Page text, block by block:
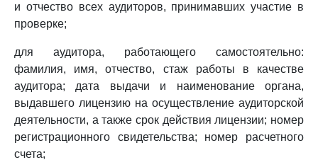
и отчество всех аудиторов, принимавших участие в
проверке;
для аудитора, работающего самостоятельно:
фамилия, имя, отчество, стаж работы в качестве
аудитора; дата выдачи и наименование органа,
выдавшего лицензию на осуществление аудиторской
деятельности, а также срок действия лицензии; номер
регистрационного свидетельства; номер расчетного
счета;